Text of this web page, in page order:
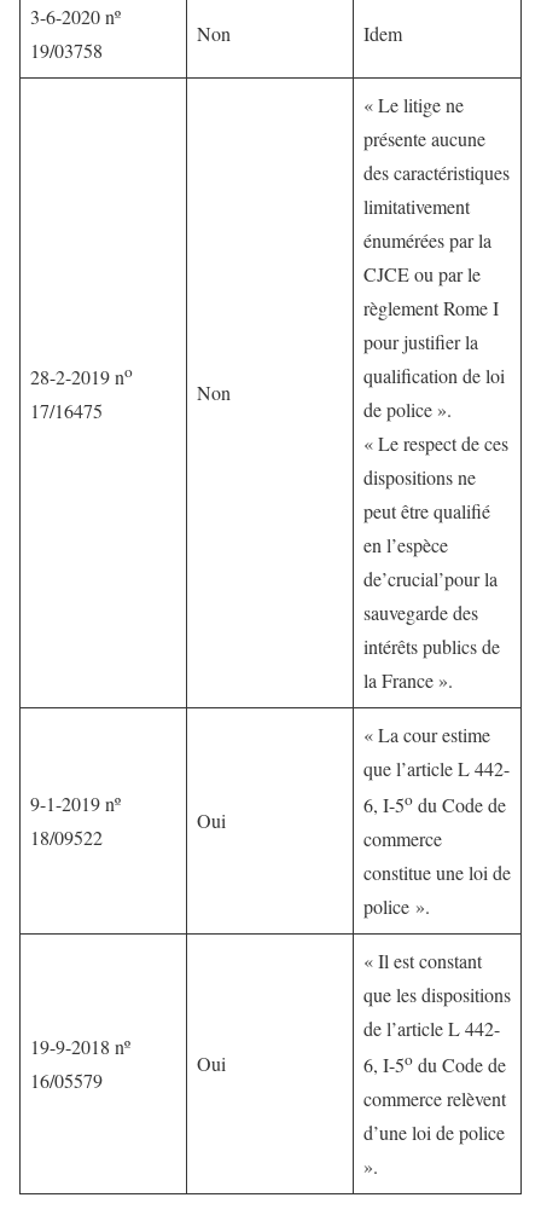
3-6-2020 nº
19/03758
Non Idem
28-2-2019 no
17/16475
Non
« Le litige ne
présente aucune
des caractéristiques
limitativement
énumérées par la
CJCE ou par le
règlement Rome I
pour justiﬁer la
qualiﬁcation de loi
de police ».
« Le respect de ces
dispositions ne
peut être qualiﬁé
en l’espèce
de’crucial’pour la
sauvegarde des
intérêts publics de
la France ».
9-1-2019 nº
18/09522
Oui
« La cour estime
que l’article L 442-
6, I-5o du Code de
commerce
constitue une loi de
police ».
19-9-2018 nº
16/05579
Oui
« Il est constant
que les dispositions
de l’article L 442-
6, I-5o du Code de
commerce relèvent
d’une loi de police
».